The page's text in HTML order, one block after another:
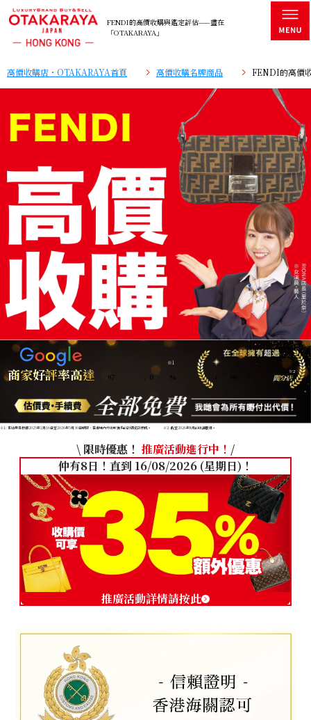
FENDI的高價收購與鑑定評估——盡在
「OTAKARAYA」
高價收購店・OTAKARAYA首頁 高價收購名牌商品 FENDI的高價
97 . 0 %
※1
商家好評率高達 ※2
※1: 本結果是根據2025年2月16日至2026年5月30日期間，香港境內分店所獲得的評價統計而成。 ※2: 截至2026年8月的店舖數目。
\ 限時優惠！ 推廣活動進行中！ /
仲有8日！直到 16/08/2026 (星期日)！
推廣活動詳情請按此